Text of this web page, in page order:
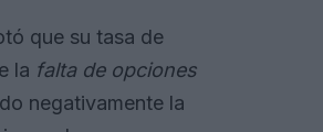
que su tasa de
la falta de opciones
negativamente la